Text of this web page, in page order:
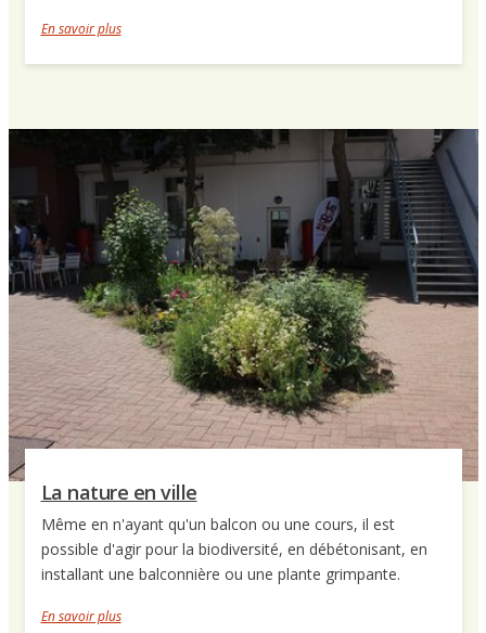
En savoir plus
La nature en ville
Même en n'ayant qu'un balcon ou une cours, il est
possible d'agir pour la biodiversité, en débétonisant, en
installant une balconnière ou une plante grimpante.
En savoir plus